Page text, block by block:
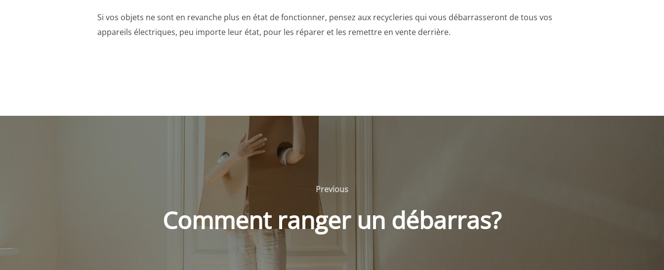
Si vos objets ne sont en revanche plus en état de fonctionner, pensez aux recycleries qui vous débarrasseront de tous vos
appareils électriques, peu importe leur état, pour les réparer et les remettre en vente derrière.
Previous
Previous
Comment ranger un débarras?